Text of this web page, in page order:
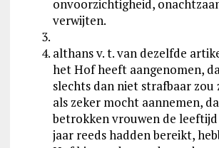
onvoorzichtigheid,
verwijten.
althans v. t. van dezelfde
het Hof heeft aangenomen,
slechts dan niet strafbaar zou
als zeker mocht aannemen,
betrokken vrouwen de
jaar reeds hadden bereikt,